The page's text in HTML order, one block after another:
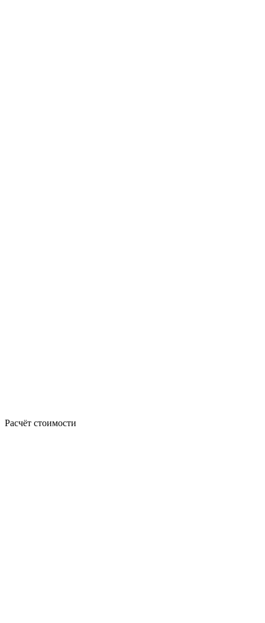
Расчёт стоимости